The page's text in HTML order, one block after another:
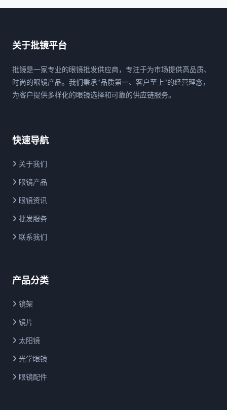
关于批镜平台
批镜是一家专业的眼镜批发供应商，专注于为市场提供高品质、
时尚的眼镜产品。我们秉承"品质第一、客户至上"的经营理念，
为客户提供多样化的眼镜选择和可靠的供应链服务。
快速导航
关于我们
眼镜产品
眼镜资讯
批发服务
联系我们
产品分类
镜架
镜片
太阳镜
光学眼镜
眼镜配件